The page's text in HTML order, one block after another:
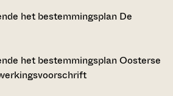
het bestemmingsplan De
het bestemmingsplan Oosterse